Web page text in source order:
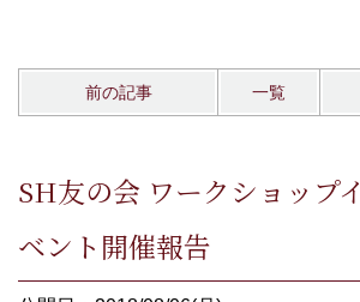
前の記事 一覧
SH友の会 ワークショップイ
ベント開催報告